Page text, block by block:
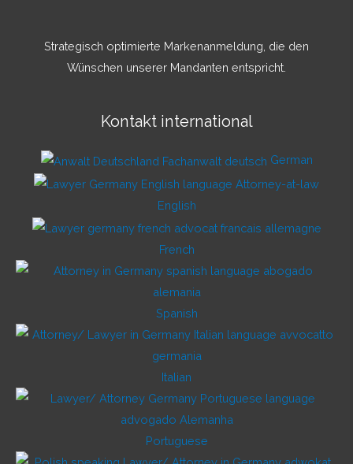
Strategisch optimierte Markenanmeldung, die den
Wünschen unserer Mandanten entspricht.
Kontakt international
German
English
French
Spanish
Italian
Portuguese